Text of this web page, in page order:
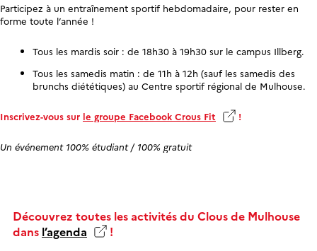
Participez à un entraînement sportif hebdomadaire, pour rester en
forme toute l’année !
Tous les mardis soir : de 18h30 à 19h30 sur le campus Illberg.
Tous les samedis matin : de 11h à 12h (sauf les samedis des
brunchs diététiques) au Centre sportif régional de Mulhouse.
Inscrivez-vous sur le groupe Facebook Crous Fit !
Un événement 100% étudiant / 100% gratuit
Découvrez toutes les activités du Clous de Mulhouse
dans l’agenda !